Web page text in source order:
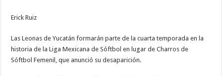
Erick Ruiz
Las Leonas de Yucatán formarán parte de la cuarta temporada en la
historia de la Liga Mexicana de Sóftbol en lugar de Charros de
Sóftbol Femenil, que anunció su desaparición.